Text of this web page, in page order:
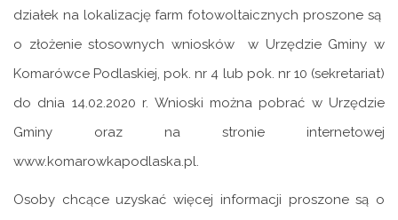
działek na lokalizację farm fotowoltaicznych proszone są
o złożenie stosownych wniosków w Urzędzie Gminy w
Komarówce Podlaskiej, pok. nr 4 lub pok. nr 10 (sekretariat)
do dnia 14.02.2020 r. Wnioski można pobrać w Urzędzie
Gminy oraz na stronie internetowej
www.komarowkapodlaska.pl.
Osoby chcące uzyskać więcej informacji proszone są o